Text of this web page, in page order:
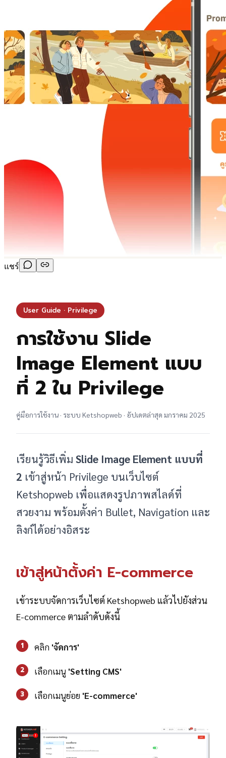
แชร์
User Guide · Privilege
การใช้งาน Slide
Image Element แบบ
ที่ 2 ใน Privilege
คู่มือการใช้งาน · ระบบ Ketshopweb · อัปเดตล่าสุด มกราคม 2025
เรียนรู้วิธีเพิ่ม Slide Image Element แบบที่
2 เข้าสู่หน้า Privilege บนเว็บไซต์
Ketshopweb เพื่อแสดงรูปภาพสไลด์ที่
สวยงาม พร้อมตั้งค่า Bullet, Navigation และ
ลิงก์ได้อย่างอิสระ
เข้าสู่หน้าตั้งค่า E-commerce
เข้าระบบจัดการเว็บไซต์ Ketshopweb แล้วไปยังส่วน
E-commerce ตามลำดับดังนี้
1 คลิก 'จัดการ'
2 เลือกเมนู 'Setting CMS'
3 เลือกเมนูย่อย 'E-commerce'